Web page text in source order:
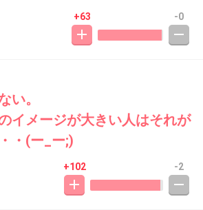
+63 -0
い。
イメージが大きい人はそれが
・(ー_ー;)
+102 -2